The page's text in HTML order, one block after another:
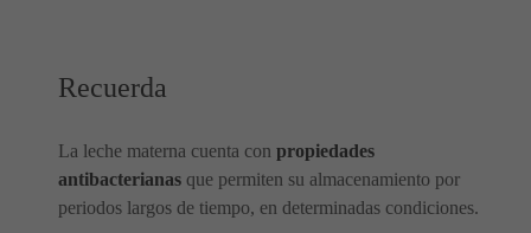
Recuerda
La leche materna cuenta con propiedades
antibacterianas que permiten su almacenamiento por
periodos largos de tiempo, en determinadas condiciones.